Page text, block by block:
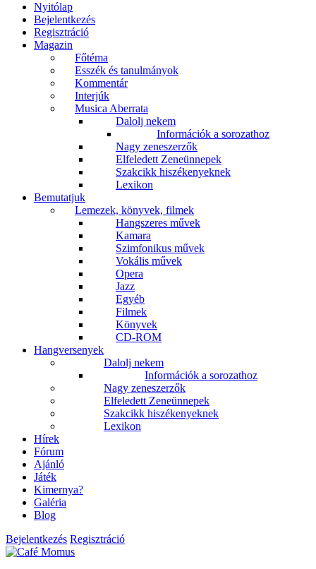
Nyitólap
Bejelentkezés
Regisztráció
Magazin
Főtéma
Esszék és tanulmányok
Kommentár
Interjúk
Musica Aberrata
Dalolj nekem
Információk a sorozathoz
Nagy zeneszerzők
Elfeledett Zeneünnepek
Szakcikk hiszékenyeknek
Lexikon
Bemutatjuk
Lemezek, könyvek, filmek
Hangszeres művek
Kamara
Szimfonikus művek
Vokális művek
Opera
Jazz
Egyéb
Filmek
Könyvek
CD-ROM
Hangversenyek
Dalolj nekem
Információk a sorozathoz
Nagy zeneszerzők
Elfeledett Zeneünnepek
Szakcikk hiszékenyeknek
Lexikon
Hírek
Fórum
Ajánló
Játék
Kimernya?
Galéria
Blog
Bejelentkezés Regisztráció